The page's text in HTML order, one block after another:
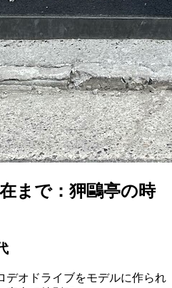
まで：狎鷗亭の時
デオドライブをモデルに作られ